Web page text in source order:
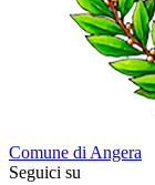
Comune di Angera
Seguici su